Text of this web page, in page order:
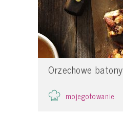
Orzechowe batony
mojegotowanie